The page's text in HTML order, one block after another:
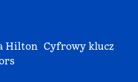
Hilton Cyfrowy klucz